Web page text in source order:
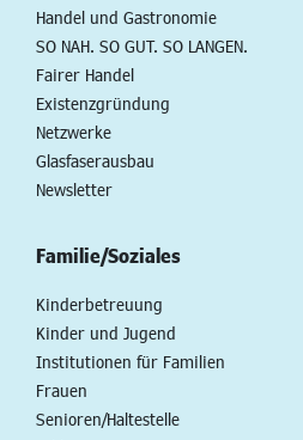
Handel und Gastronomie
SO NAH. SO GUT. SO LANGEN.
Fairer Handel
Existenzgründung
Netzwerke
Glasfaserausbau
Newsletter
Familie/Soziales
Kinderbetreuung
Kinder und Jugend
Institutionen für Familien
Frauen
Senioren/Haltestelle